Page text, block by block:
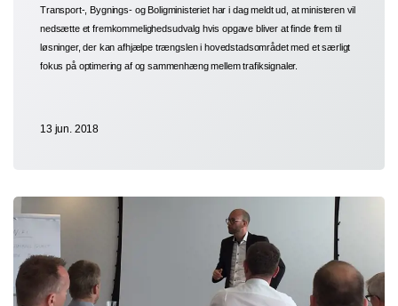
Transport-, Bygnings- og Boligministeriet har i dag meldt ud, at ministeren vil
nedsætte et fremkommelighedsudvalg hvis opgave bliver at finde frem til
løsninger, der kan afhjælpe trængslen i hovedstadsområdet med et særligt
fokus på optimering af og sammenhæng mellem trafiksignaler.
13 jun. 2018